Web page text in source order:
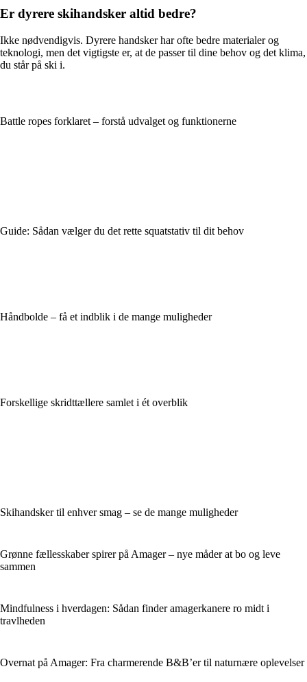
Er dyrere skihandsker altid bedre?
Ikke nødvendigvis. Dyrere handsker har ofte bedre materialer og
teknologi, men det vigtigste er, at de passer til dine behov og det klima,
du står på ski i.
Battle ropes forklaret – forstå udvalget og funktionerne
Guide: Sådan vælger du det rette squatstativ til dit behov
Håndbolde – få et indblik i de mange muligheder
Forskellige skridttællere samlet i ét overblik
Skihandsker til enhver smag – se de mange muligheder
Grønne fællesskaber spirer på Amager – nye måder at bo og leve
sammen
Mindfulness i hverdagen: Sådan finder amagerkanere ro midt i
travlheden
Overnat på Amager: Fra charmerende B&B’er til naturnære oplevelser